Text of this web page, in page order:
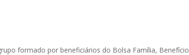
formado por beneficiários do Bolsa Família, Benefício